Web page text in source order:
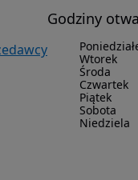
Godziny
Wtorek
Środa
Czwartek
Piątek
Sobota
Niedziela